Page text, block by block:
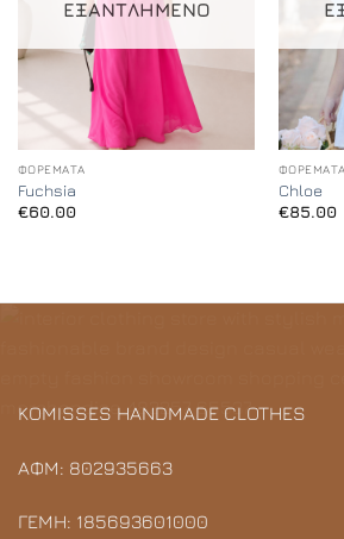
ΕΞΑΝΤΛΗΜΈΝΟ
ΦΟΡΈΜΑΤΑ
Fuchsia
€60.00
ΦΟΡΈΜΑΤΑ
Chloe
€85.00
KOMISSES HANDMADE CLOTHES
ΑΦΜ: 802935663
ΓΕΜΗ: 185693601000